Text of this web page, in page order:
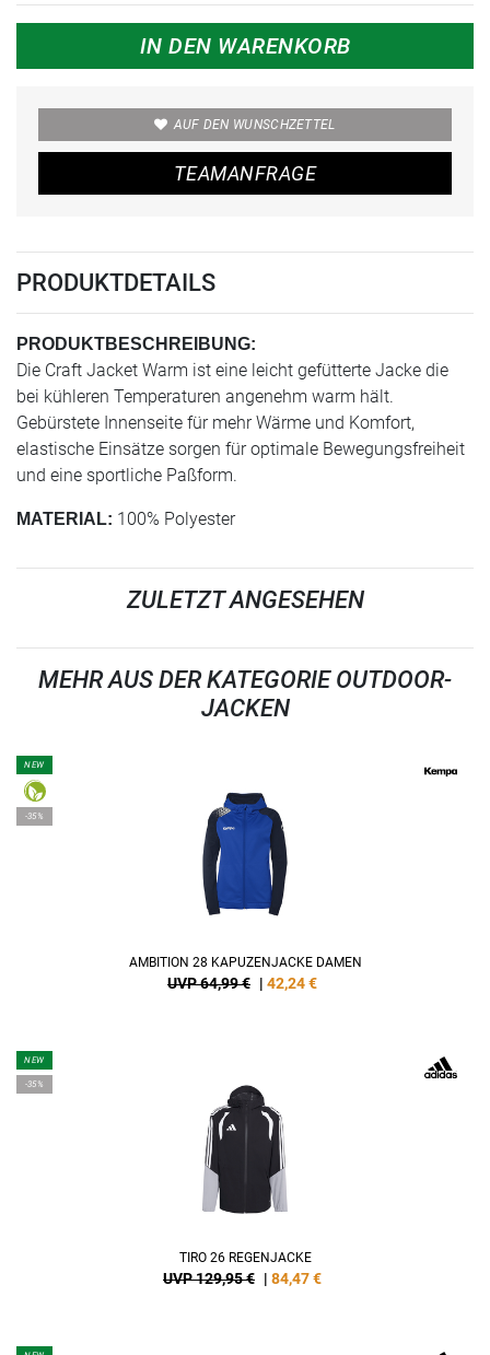
IN DEN WARENKORB
AUF DEN WUNSCHZETTEL
TEAMANFRAGE
PRODUKTDETAILS
PRODUKTBESCHREIBUNG:
Die Craft Jacket Warm ist eine leicht gefütterte Jacke die
bei kühleren Temperaturen angenehm warm hält.
Gebürstete Innenseite für mehr Wärme und Komfort,
elastische Einsätze sorgen für optimale Bewegungsfreiheit
und eine sportliche Paßform.
MATERIAL: 100% Polyester
ZULETZT ANGESEHEN
MEHR AUS DER KATEGORIE OUTDOOR-
JACKEN
NEW
-35%
AMBITION 28 KAPUZENJACKE DAMEN
UVP 64,99 € | 42,24€
NEW
-35%
TIRO 26 REGENJACKE
UVP 129,95 € | 84,47€